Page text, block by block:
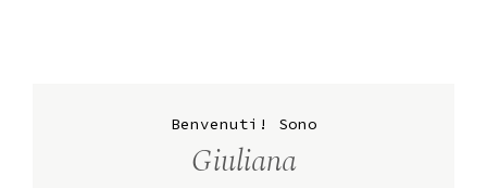
Benvenuti! Sono
Giuliana